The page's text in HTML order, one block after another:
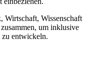
Wirtschaft, Wissenschaft
um inklusive
entwickeln.